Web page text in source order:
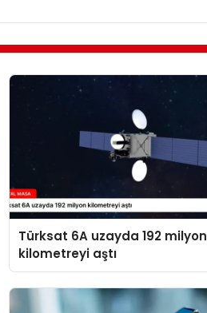
Türksat 6A uzayda 192 milyon
kilometreyi aştı